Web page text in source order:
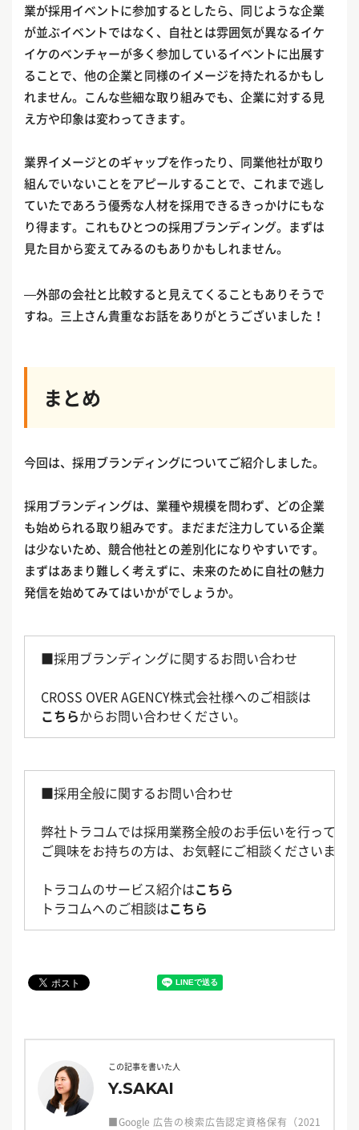
業が採用イベントに参加するとしたら、同じような企業
が並ぶイベントではなく、自社とは雰囲気が異なるイケ
イケのベンチャーが多く参加しているイベントに出展す
ることで、他の企業と同様のイメージを持たれるかもし
れません。こんな些細な取り組みでも、企業に対する見
え方や印象は変わってきます。
業界イメージとのギャップを作ったり、同業他社が取り
組んでいないことをアピールすることで、これまで逃し
ていたであろう優秀な人材を採用できるきっかけにもな
り得ます。これもひとつの採用ブランディング。まずは
見た目から変えてみるのもありかもしれません。
—外部の会社と比較すると見えてくることもありそうで
すね。三上さん貴重なお話をありがとうございました！
まとめ
今回は、採用ブランディングについてご紹介しました。
採用ブランディングは、業種や規模を問わず、どの企業
も始められる取り組みです。まだまだ注力している企業
は少ないため、競合他社との差別化になりやすいです。
まずはあまり難しく考えずに、未来のために自社の魅力
発信を始めてみてはいかがでしょうか。
■採用ブランディングに関するお問い合わせ
CROSS OVER AGENCY株式会社様へのご相談は
こちらからお問い合わせください。
■採用全般に関するお問い合わせ
弊社トラコムでは採用業務全般のお手伝いを行ってお
ご興味をお持ちの方は、お気軽にご相談くださいませ
トラコムのサービス紹介はこちら
トラコムへのご相談はこちら
この記事を書いた人
Y.SAKAI
■Google 広告の検索広告認定資格保有（2021